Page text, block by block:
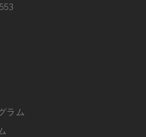
ラム